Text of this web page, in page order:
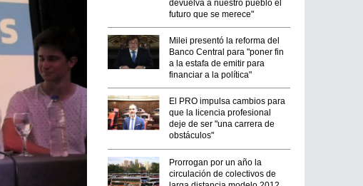
devuelva a nuestro pueblo el
futuro que se merece"
Milei presentó la reforma del
Banco Central para "poner fin
a la estafa de emitir para
financiar a la política"
El PRO impulsa cambios para
que la licencia profesional
deje de ser "una carrera de
obstáculos"
Prorrogan por un año la
circulación de colectivos de